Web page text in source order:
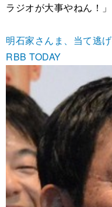
ラジオが大事やねん！
明石家さんま、当て逃
RBB TODAY